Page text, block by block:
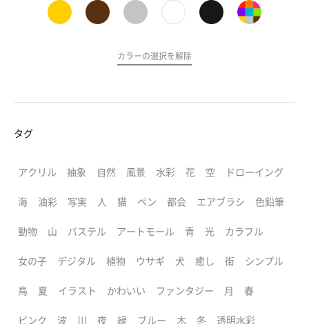
カラーの選択を解除
タグ
アクリル 抽象 自然 風景 水彩 花 空 ドローイング
海 油彩 写実 人 猫 ペン 都会 エアブラシ 色鉛筆
動物 山 パステル アートモール 青 光 カラフル
女の子 デジタル 植物 ウサギ 犬 癒し 街 シンプル
鳥 夏 イラスト かわいい ファンタジー 月 春
ピンク 波 川 夜 緑 ブルー 木 冬 透明水彩